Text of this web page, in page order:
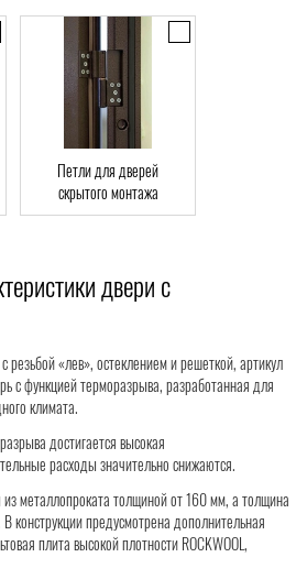
Петли для дверей
скрытого монтажа
двери с
«лев», остеклением и решеткой, артикул
с функцией терморазрыва, разработанная для
климата.
достигается высокая
расходы значительно снижаются.
металлопроката толщиной от 160 мм, а толщина
конструкции предусмотрена дополнительная
плита высокой плотности ROCKWOOL,